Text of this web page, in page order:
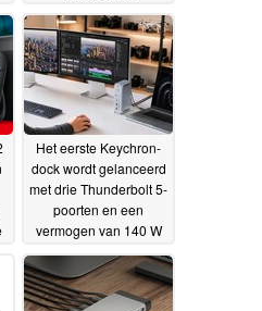
opladen en het
weergeven van
beeldmateriaal 17-07-
2026
Het eerste Keychron-
dock wordt gelanceerd
met drie Thunderbolt 5-
poorten en een
vermogen van 140 W
07-07-2026